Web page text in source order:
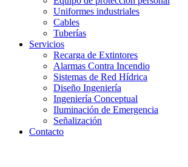
Uniformes industriales
Cables
Tuberías
Servicios
Recarga de Extintores
Alarmas Contra Incendio
Sistemas de Red Hídrica
Diseño Ingeniería
Ingeniería Conceptual
Iluminación de Emergencia
Señalización
Contacto